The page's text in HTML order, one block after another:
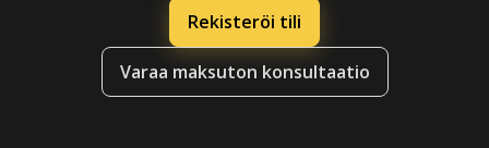
Rekisteröi tili
Varaa maksuton konsultaatio